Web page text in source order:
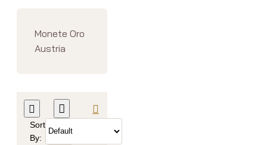
Monete Oro
Austria
Sort
By: